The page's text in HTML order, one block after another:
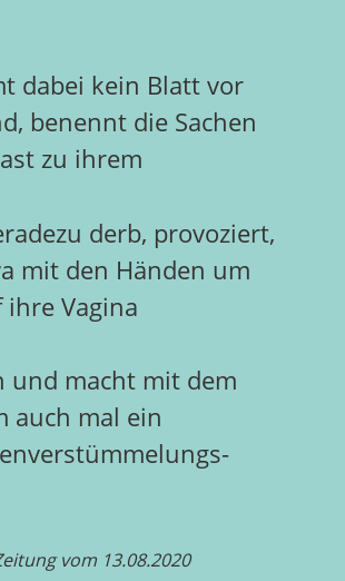
dabei kein Blatt vor
benennt die Sachen
zu ihrem
derb, provoziert,
mit den Händen um
ihre Vagina
und macht mit dem
auch mal ein
vom 13.08.2020